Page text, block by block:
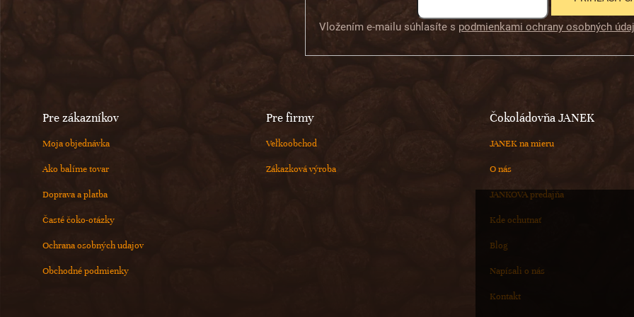
Vložením e-mailu súhlasíte s podmienkami ochrany osobných
Pre zákazníkov
Moja objednávka
Ako balíme tovar
Doprava a platba
Časté čoko-otázky
Ochrana osobných udajov
Obchodné podmienky
Pre firmy
Veľkoobchod
Zákazková výroba
Čokoládovňa JANEK
JANEK na mieru
O nás
JANKOVA predajňa
Kde ochutnať
Blog
Napísali o nás
Kontakt